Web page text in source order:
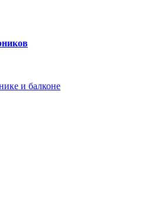
и балконе